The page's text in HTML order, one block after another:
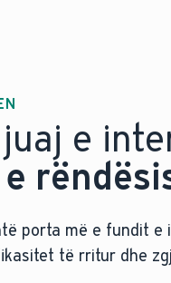
e
porta më e fundit
të rritur dhe